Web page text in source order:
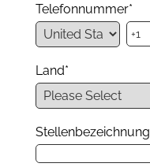
Telefonnummer*
Land*
Stellenbezeichnung